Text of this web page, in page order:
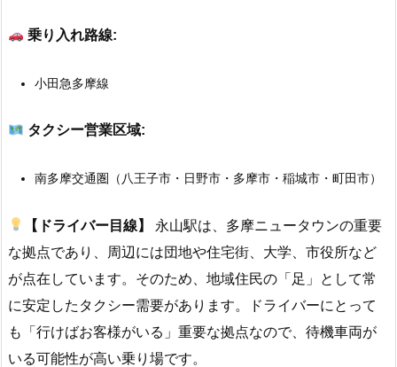
乗り入れ路線:
小田急多摩線
タクシー営業区域:
南多摩交通圏（八王子市・日野市・多摩市・稲城市・町田市）
【ドライバー目線】
永山駅は、多摩ニュータウンの重要
な拠点であり、周辺には団地や住宅街、大学、市役所など
が点在しています。そのため、地域住民の「足」として常
に安定したタクシー需要があります。ドライバーにとって
も「行けばお客様がいる」重要な拠点なので、待機車両が
いる可能性が高い乗り場です。